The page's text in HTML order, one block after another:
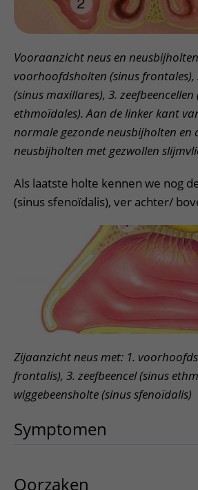
Vooraanzicht neus en
voorhoofdsholten (sinus frontales),
(sinus maxillares), 3. zeefbeencellen
ethmoïdales). Aan de linker kant
normale gezonde neusbijholten en
neusbijholten met gezwollen
Als laatste holte kennen we nog
(sinus sfenoïdalis), ver achter/
Zijaanzicht neus met: 1.
frontalis), 3. zeefbeencel (sinus
wiggebeensholte (sinus sfenoïdalis)
Symptomen
Oorzaken uitklapper,